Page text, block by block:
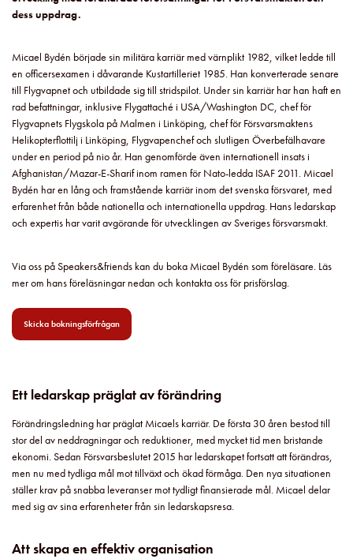
dess uppdrag.
Micael Bydén började sin militära karriär med värnplikt 1982, vilket ledde till
en officersexamen i dåvarande Kustartilleriet 1985. Han konverterade senare
till Flygvapnet och utbildade sig till stridspilot. Under sin karriär har han haft en
rad befattningar, inklusive Flygattaché i USA/Washington DC, chef för
Flygvapnets Flygskola på Malmen i Linköping, chef för Försvarsmaktens
Helikopterflottilj i Linköping, Flygvapenchef och slutligen Överbefälhavare
under en period på nio år. Han genomförde även internationell insats i
Afghanistan/Mazar-E-Sharif inom ramen för Nato-ledda ISAF 2011. Micael
Bydén har en lång och framstående karriär inom det svenska försvaret, med
erfarenhet från både nationella och internationella uppdrag. Hans ledarskap
och expertis har varit avgörande för utvecklingen av Sveriges försvarsmakt.
Via oss på Speakers&friends kan du boka Micael Bydén som föreläsare. Läs
mer om hans föreläsningar nedan och kontakta oss för prisförslag.
Skicka bokningsförfrågan
Ett ledarskap präglat av förändring
Förändringsledning har präglat Micaels karriär. De första 30 åren bestod till
stor del av neddragningar och reduktioner, med mycket tid men bristande
ekonomi. Sedan Försvarsbeslutet 2015 har ledarskapet fortsatt att förändras,
men nu med tydliga mål mot tillväxt och ökad förmåga. Den nya situationen
ställer krav på snabba leveranser mot tydligt finansierade mål. Micael delar
med sig av sina erfarenheter från sin ledarskapsresa.
Att skapa en effektiv organisation